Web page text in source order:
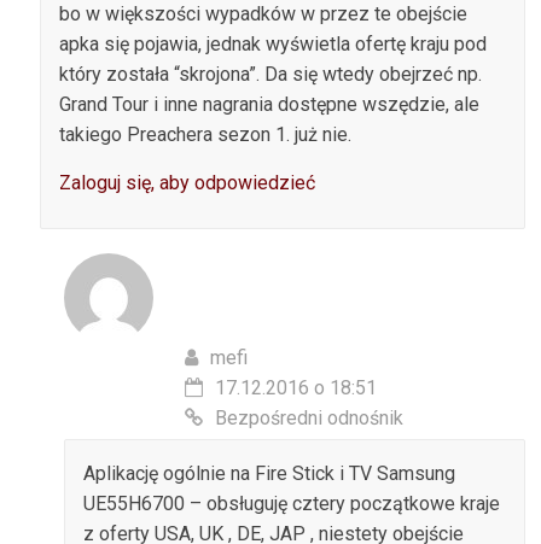
bo w większości wypadków w przez te obejście
apka się pojawia, jednak wyświetla ofertę kraju pod
który została “skrojona”. Da się wtedy obejrzeć np.
Grand Tour i inne nagrania dostępne wszędzie, ale
takiego Preachera sezon 1. już nie.
Zaloguj się, aby odpowiedzieć
mefi
17.12.2016 o 18:51
Bezpośredni odnośnik
Aplikację ogólnie na Fire Stick i TV Samsung
UE55H6700 – obsługuję cztery początkowe kraje
z oferty USA, UK , DE, JAP , niestety obejście